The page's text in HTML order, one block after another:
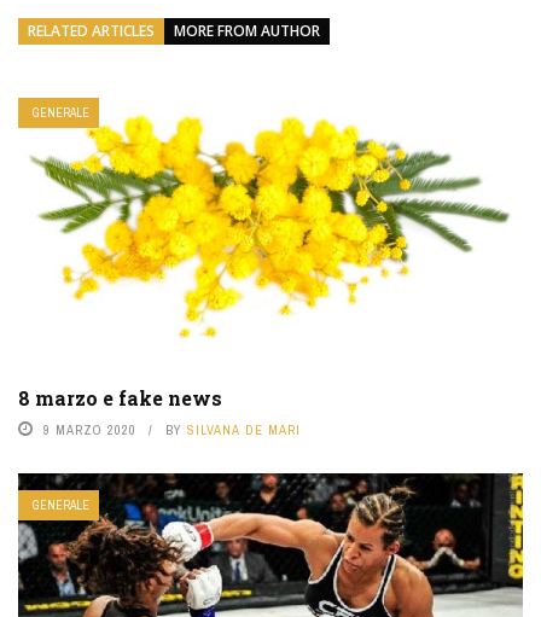
RELATED ARTICLES MORE FROM AUTHOR
GENERALE
8 marzo e fake news
9 MARZO 2020 BY SILVANA DE MARI
GENERALE